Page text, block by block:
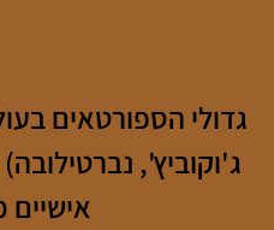
גדולי הספורטאים
ג'וקוביץ',
אישיים